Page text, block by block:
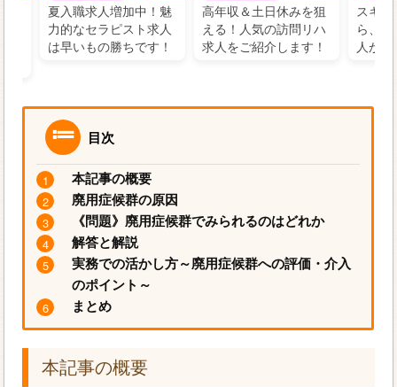
夏入職求人増加中！魅
力的なセラピスト求人
は早いもの勝ちです！
高年収＆土日休みを狙
える！人気の訪問リハ
求人をご紹介します！
スキ
ら、
人が
目次
本記事の概要
廃用症候群の原因
《問題》廃用症候群でみられるのはどれか
解答と解説
実務での活かし方～廃用症候群への評価・介入
のポイント～
まとめ
本記事の概要